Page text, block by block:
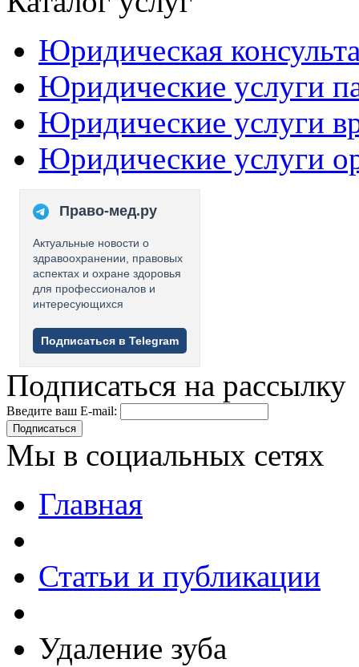
Юридическая
Юридические услуги
Юридические услуги
Юридические услуги
Право-мед.ру
Актуальные новости о
здравоохранении, правовых
аспектах и охране здоровья
для профессионалов и
интересующихся
Подписаться в Telegram
Подписаться на рассылку
Введите ваш E-mail:
Подписаться
Мы в социальных сетях
Главная
Статьи и публикации
Удаление зуба